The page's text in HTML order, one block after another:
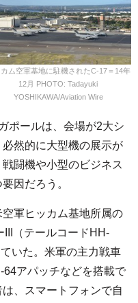
カム空軍基地に駐機されたC-17＝14年
12月 PHOTO: Tadayuki
YOSHIKAWA/Aviation Wire
ポールは、会場が2大シ
然的に大型機の展示が
闘機や小型のビジネス
因だろう。
軍ヒッカム基地所属の
III（テールコードHH-
いた。米軍の主力戦車
64アパッチなどを搭載で
、スマートフォンで自